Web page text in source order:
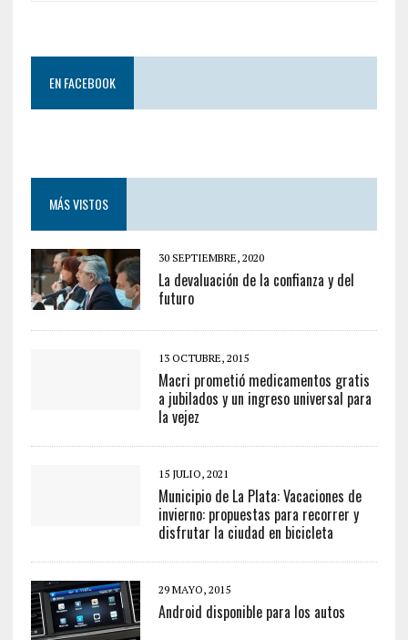
EN FACEBOOK
MÁS VISTOS
30 SEPTIEMBRE, 2020
La devaluación de la confianza y del
futuro
13 OCTUBRE, 2015
Macri prometió medicamentos gratis
a jubilados y un ingreso universal para
la vejez
15 JULIO, 2021
Municipio de La Plata: Vacaciones de
invierno: propuestas para recorrer y
disfrutar la ciudad en bicicleta
29 MAYO, 2015
Android disponible para los autos